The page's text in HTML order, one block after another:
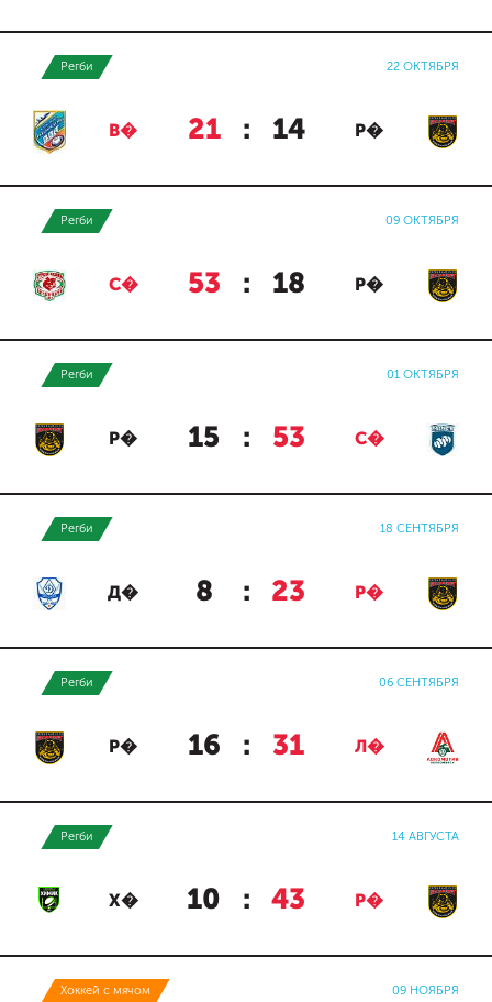
Регби 22 ОКТЯБРЯ
В� 21 : 14 Р�
Регби 09 ОКТЯБРЯ
С� 53 : 18 Р�
Регби 01 ОКТЯБРЯ
Р� 15 : 53 С�
Регби 18 СЕНТЯБРЯ
Д� 8 : 23 Р�
Регби 06 СЕНТЯБРЯ
Р� 16 : 31 Л�
Регби 14 АВГУСТА
Х� 10 : 43 Р�
Хоккей с мячом 09 НОЯБРЯ